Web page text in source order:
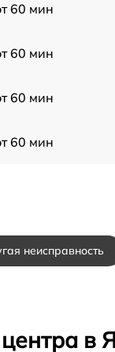
60 мин
60 мин
60 мин
60 мин
неисправность
в